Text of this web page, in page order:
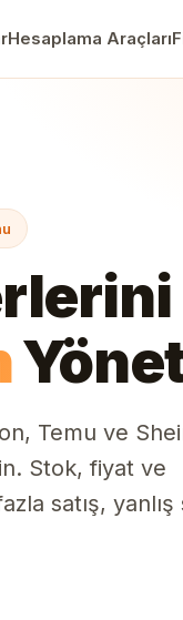
Hesaplama Araçları
Temu ve
Stok, fiyat ve
satış, yanlış